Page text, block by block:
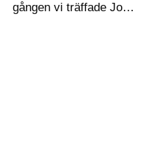
gången vi träffade José